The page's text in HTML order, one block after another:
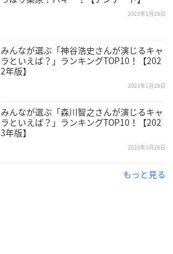
2023年1月28日
みんなが選ぶ「神谷浩史さんが演じるキャ
ラといえば？」ランキングTOP10！【202
2年版】
2023年1月28日
みんなが選ぶ「森川智之さんが演じるキャ
ラといえば？」ランキングTOP10！【202
3年版】
2023年1月26日
もっと見る